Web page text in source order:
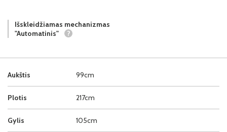
Aukštis 99cm
Plotis 217cm
Gylis 105cm
Išskleidžiamas mechanizmas
"Automatinis"
?